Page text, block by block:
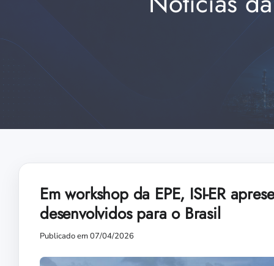
Em workshop da EPE, ISI-ER
desenvolvidos para o Brasil
Publicado em 07/04/2026